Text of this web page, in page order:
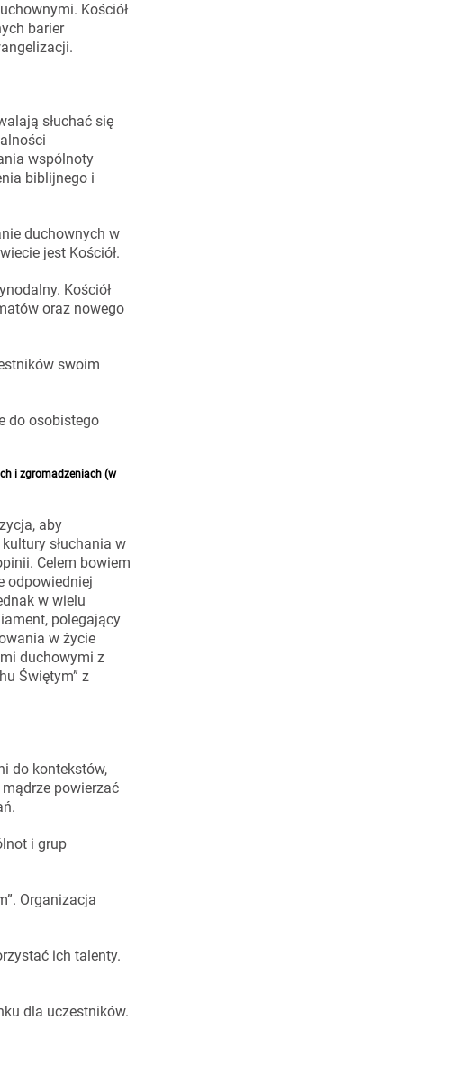
Kościół
barier
słuchać się
wspólnoty
biblijnego i
duchownych w
jest Kościół.
Kościół
oraz nowego
swoim
do osobistego
i zgromadzeniach (w
aby
słuchania w
Celem bowiem
odpowiedniej
w wielu
polegający
w życie
duchowymi z
Świętym” z
do kontekstów,
powierzać
i grup
Organizacja
ich talenty.
dla uczestników.